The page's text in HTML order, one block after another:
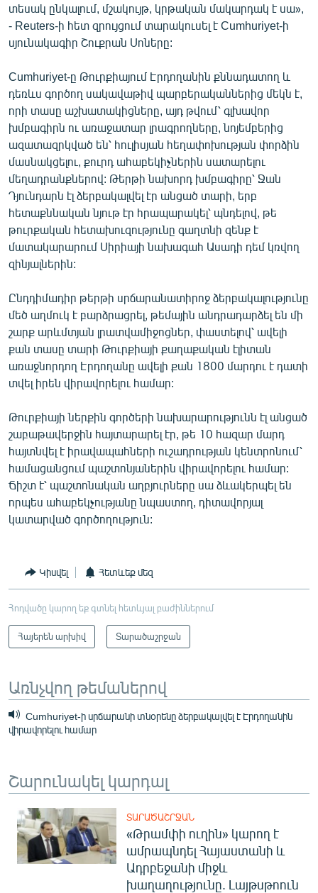
տեսակ ընկալում, մշակույթ, կրթական մակարդակ է սա»,
- Reuters-ի հետ զրույցում տարակուսել է Cumhuriyet-ի
սյունակագիր Շուքրան Սոները:
Cumhuriyet-ը Թուրքիայում Էրդողանին քննադատող և
դեռևս գործող սակավաթիվ պարբերականներից մեկն է,
որի տասը աշխատակիցները, այդ թվում՝ գլխավոր
խմբագիրն ու առաջատար լրագրողները, նոյեմբերից
ազատազրկված են՝ հուլիսյան հեղափոխության փորձին
մասնակցելու, քուրդ ահաբեկիչներին սատարելու
մեղադրանքներով: Թերթի նախորդ խմբագիրը՝ Ջան
Դյունդարն էլ ձերբակալվել էր անցած տարի, երբ
հետաքննական նյութ էր հրապարակել՝ պնդելով, թե
թուրքական հետախուզությունը գաղտնի զենք է
մատակարարում Սիրիայի նախագահ Ասադի դեմ կռվող
զինյալներին:
Ընդդիմադիր թերթի սրճարանատիրոջ ձերբակալությունը
մեծ աղմուկ է բարձրացրել, թեմային անդրադարձել են մի
շարք արևմտյան լրատվամիջոցներ, փաստելով՝ ավելի
քան տասը տարի Թուրքիայի քաղաքական էլիտան
առաջնորդող Էրդողանը ավելի քան 1800 մարդու է դատի
տվել իրեն վիրավորելու համար:
Թուրքիայի ներքին գործերի նախարարությունն էլ անցած
շաբաթավերջին հայտարարել էր, թե 10 հազար մարդ
հայտնվել է իրավապահների ուշադրության կենտրոնում՝
համացանցում պաշտոնյաներին վիրավորելու համար:
Ճիշտ է՝ պաշտոնական աղբյուրները սա ձևակերպել են
որպես ահաբեկչությանը նպաստող, դիտավորյալ
կատարված գործողություն:
Կիսվել Հետևեք մեզ
Հոդվածը կարող եք գտնել հետևյալ բաժիններում
Հայերեն արխիվ Տարածաշրջան
Առնչվող թեմաներով
Cumhuriyet-ի սրճարանի տնօրենը ձերբակալվել է Էրդողանին
վիրավորելու համար
Շարունակել կարդալ
ՏԱՐԱԾԱՇՐՋԱՆ
«Թրամփի ուղին» կարող է
ամրապնդել Հայաստանի և
Ադրբեջանի միջև
խաղաղությունը. Լայթսթոուն